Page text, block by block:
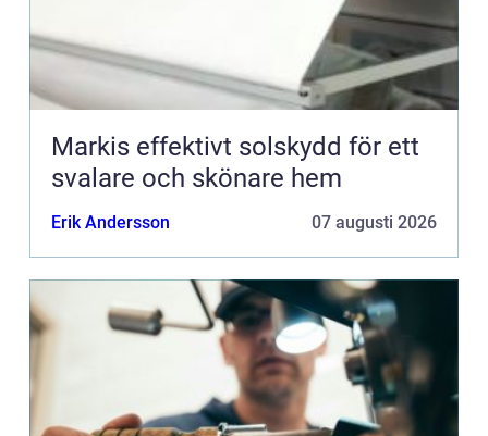
Markis effektivt solskydd för ett
svalare och skönare hem
Erik Andersson 07 augusti 2026